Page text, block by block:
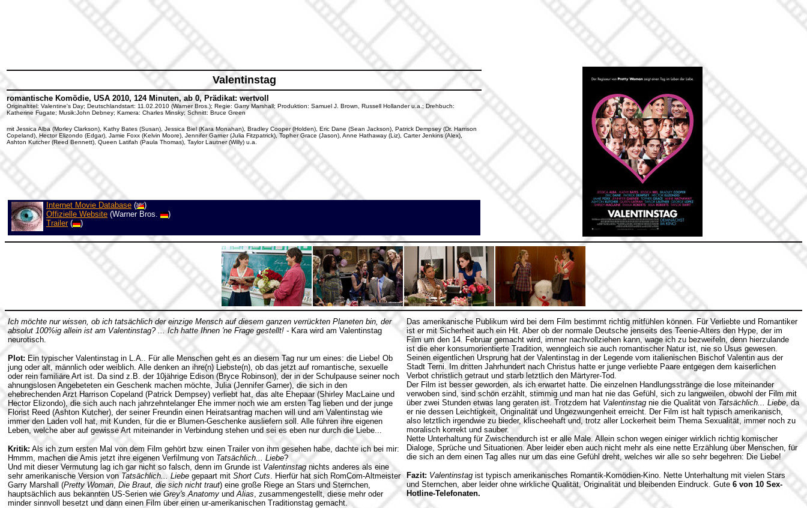
Valentinstag
romantische Komödie, USA 2010, 124 Minuten, ab 0, Prädikat: wertvoll
Originaltitel: Valentine's Day; Deutschlandstart: 11.02.2010 (Warner Bros.); Regie: Garry Marshall; Produktion: Samuel J. Brown, Russell Hollander u.a.; Drehbuch:
Katherine Fugate; Musik:John Debney; Kamera: Charles Minsky; Schnitt: Bruce Green
mit Jessica Alba (Morley Clarkson), Kathy Bates (Susan), Jessica Biel (Kara Monahan), Bradley Cooper (Holden), Eric Dane (Sean Jackson), Patrick Dempsey (Dr. Harrison
Copeland), Hector Elizondo (Edgar), Jamie Foxx (Kelvin Moore), Jennifer Garner (Julia Fitzpatrick), Topher Grace (Jason), Anne Hathaway (Liz), Carter Jenkins (Alex),
Ashton Kutcher (Reed Bennett), Queen Latifah (Paula Thomas), Taylor Lautner (Willy) u.a.
Internet Movie Database (
)
Offizielle Website (Warner Bros.
)
Trailer( )
Ich möchte nur wissen, ob ich tatsächlich der einzige Mensch auf diesem ganzen verrückten Planeten bin, der
absolut 100%ig allein ist am Valentinstag? ... Ich hatte Ihnen 'ne Frage gestellt! - Kara wird am Valentinstag
neurotisch.
Plot: Ein typischer Valentinstag in L.A.. Für alle Menschen geht es an diesem Tag nur um eines: die Liebe! Ob
jung oder alt, männlich oder weiblich. Alle denken an ihre(n) Liebste(n), ob das jetzt auf romantische, sexuelle
oder rein familiäre Art ist. Da sind z.B. der 10jährige Edison (Bryce Robinson), der in der Schulpause seiner noch
ahnungslosen Angebeteten ein Geschenk machen möchte, Julia (Jennifer Garner), die sich in den
ehebrechenden Arzt Harrison Copeland (Patrick Dempsey) verliebt hat, das alte Ehepaar (Shirley MacLaine und
Hector Elizondo), die sich auch nach jahrzehntelanger Ehe immer noch wie am ersten Tag lieben und der junge
Florist Reed (Ashton Kutcher), der seiner Freundin einen Heiratsantrag machen will und am Valentinstag wie
immer den Laden voll hat, mit Kunden, für die er Blumen-Geschenke ausliefern soll. Alle führen ihre eigenen
Leben, welche aber auf gewisse Art miteinander in Verbindung stehen und sei es eben nur durch die Liebe...
Kritik: Als ich zum ersten Mal von dem Film gehört bzw. einen Trailer von ihm gesehen habe, dachte ich bei mir:
Hmmm, machen die Amis jetzt ihre eigenen Verfilmung von Tatsächlich... Liebe?
Und mit dieser Vermutung lag ich gar nicht so falsch, denn im Grunde ist Valentinstag nichts anderes als eine
sehr amerikanische Version vonTatsächlich... Liebe gepaart mit Short Cuts. Hierfür hat sich RomCom-Altmeister
Garry Marshall (Pretty Woman, Die Braut, die sich nicht traut) eine große Riege an Stars und Sternchen,
hauptsächlich aus bekannten US-Serien wieGrey's Anatomy undAlias, zusammengestellt, diese mehr oder
minder sinnvoll besetzt und dann einen Film über einen ur-amerikanischen Traditionstag gemacht.
Das amerikanische Publikum wird bei dem Film bestimmt richtig mitfühlen können. Für Verliebte und Romantiker
ist er mit Sicherheit auch ein Hit. Aber ob der normale Deutsche jenseits des Teenie-Alters den Hype, der im
Film um den 14. Februar gemacht wird, immer nachvollziehen kann, wage ich zu bezweifeln, denn hierzulande
ist die eher konsumorientierte Tradition, wenngleich sie auch romantischer Natur ist, nie so Usus gewesen.
Seinen eigentlichen Ursprung hat der Valentinstag in der Legende vom italienischen Bischof Valentin aus der
Stadt Terni. Im dritten Jahrhundert nach Christus hatte er junge verliebte Paare entgegen dem kaiserlichen
Verbot christlich getraut und starb letztlich den Märtyrer-Tod.
Der Film ist besser geworden, als ich erwartet hatte. Die einzelnen Handlungsstränge die lose miteinander
verwoben sind, sind schön erzählt, stimmig und man hat nie das Gefühl, sich zu langweilen, obwohl der Film mit
über zwei Stunden etwas lang geraten ist. Trotzdem hat Valentinstag nie die Qualität von Tatsächlich... Liebe, da
er nie dessen Leichtigkeit, Originalität und Ungezwungenheit erreicht. Der Film ist halt typisch amerikanisch,
also letztlich irgendwie zu bieder, klischeehaft und, trotz aller Lockerheit beim Thema Sexualität, immer noch zu
moralisch korrekt und sauber.
Nette Unterhaltung für Zwischendurch ist er alle Male. Allein schon wegen einiger wirklich richtig komischer
Dialoge, Sprüche und Situationen. Aber leider eben auch nicht mehr als eine nette Erzählung über Menschen, für
die sich an dem einen Tag alles nur um das eine Gefühl dreht, welches wir alle so sehr begehren: Die Liebe!
Fazit: Valentinstag ist typisch amerikanisches Romantik-Komödien-Kino. Nette Unterhaltung mit vielen Stars
und Sternchen, aber leider ohne wirkliche Qualität, Originalität und bleibenden Eindruck. Gute 6 von 10 Sex-
Hotline-Telefonaten.